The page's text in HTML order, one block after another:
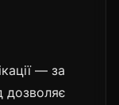
— за
дозволяє